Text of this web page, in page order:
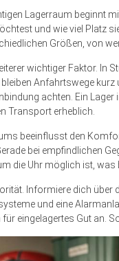
Lagerraum beginnt
und wie viel Platz
Größen, von
wichtiger Faktor. In
Anfahrtswege
achten. Ein
Transport erheblich.
beeinflusst den
bei empfindlichen
die Uhr möglich ist,
Informiere dich
und eine
eingelagertes Gut an.